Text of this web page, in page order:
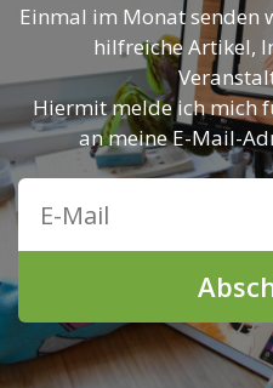
Einmal im Monat senden
hilfreiche Artikel,
Hiermit melde ich mich
an meine E-Mail-